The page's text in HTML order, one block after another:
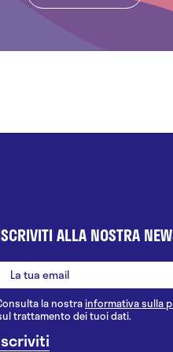
ALLA NOSTRA
la nostrainformativa sulla
trattamento dei tuoi dati.